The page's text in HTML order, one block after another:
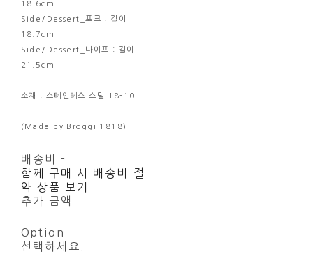
18.6cm
Side/Dessert_포크 : 길이
18.7cm
Side/Dessert_나이프 : 길이
21.5cm
소재 : 스테인레스 스틸 18-10
(Made by Broggi 1818)
배송비 -
함께 구매 시 배송비 절
약 상품 보기
추가 금액
Option
선택하세요.